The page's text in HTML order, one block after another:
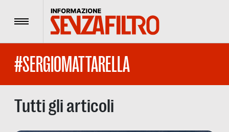
Menu
#SERGIOMATTARELLA
Tutti gli articoli